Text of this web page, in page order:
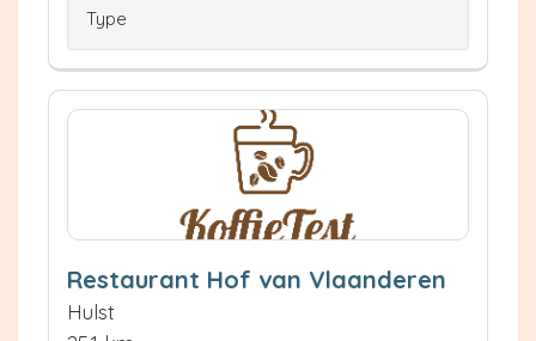
Type
Restaurant Hof van Vlaanderen
Hulst